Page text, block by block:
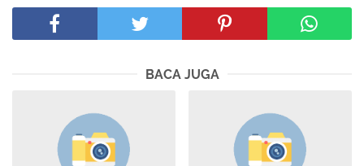
BACA JUGA